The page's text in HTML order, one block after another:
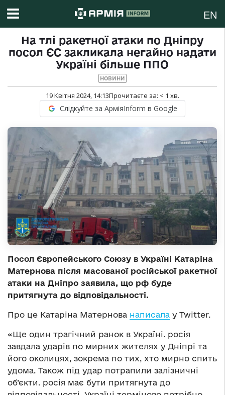
EN
На тлі ракетної атаки по Дніпру
посол ЄС закликала негайно надати
Україні більше ППО
НОВИНИ
19 Квітня 2024, 14:13Прочитаєте за: < 1 хв.
Слідкуйте за АрміяInform в Google
Посол Європейського Союзу в Україні Катаріна
Матернова після масованої російської ракетної
атаки на Дніпро заявила, що рф буде
притягнута до відповідальності.
Про це Катаріна Матернова написала у Twitter.
«Ще один трагічний ранок в Україні. росія
завдала ударів по мирних жителях у Дніпрі та
його околицях, зокрема по тих, хто мирно спить
удома. Також під удар потрапили залізничні
об’єкти. росія має бути притягнута до